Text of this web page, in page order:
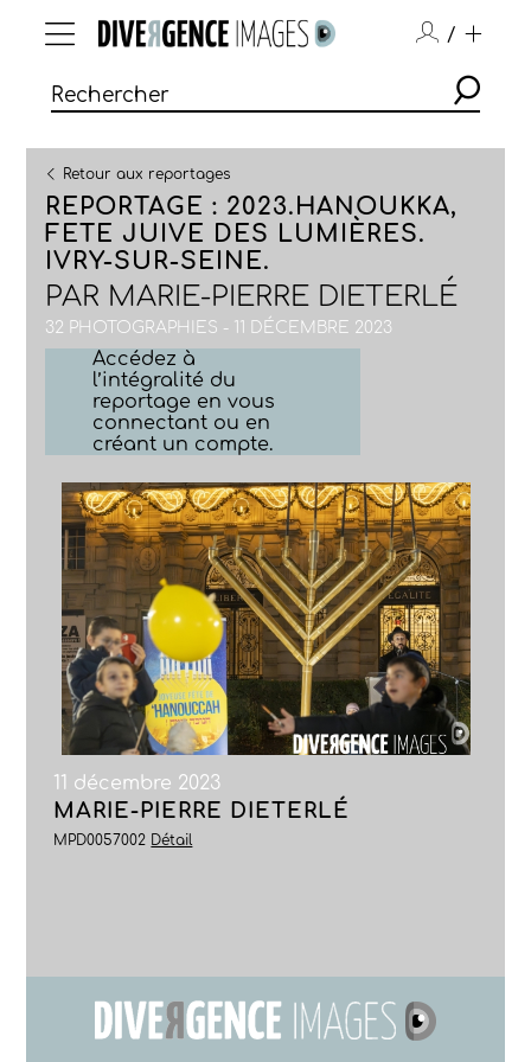
/
Retour aux reportages
REPORTAGE : 2023.HANOUKKA,
FETE JUIVE DES LUMIÈRES.
IVRY-SUR-SEINE.
PAR MARIE-PIERRE DIETERLÉ
32 PHOTOGRAPHIES - 11 DÉCEMBRE 2023
Accédez à
l’intégralité du
reportage en vous
connectant ou en
créant un compte.
11 décembre 2023
MARIE-PIERRE DIETERLÉ
MPD0057002 Détail